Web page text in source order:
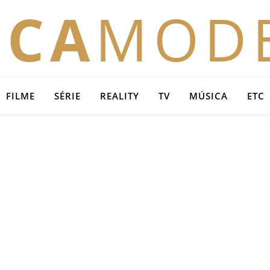
FILME SÉRIE REALITY TV MÚSICA ETC